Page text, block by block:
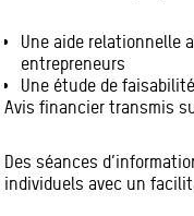
Une aide relationnelle
entrepreneurs
Une étude de
Avis financier transmis
Des séances
individuels avec un